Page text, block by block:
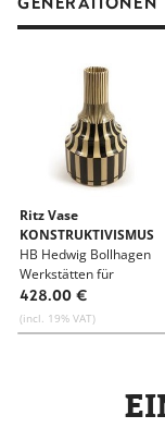
Ritz Vase
KONSTRUKTIVISMUS
HB Hedwig Bollhagen
Werkstätten für
Keramik
428.00 €
(incl. 19% VAT)